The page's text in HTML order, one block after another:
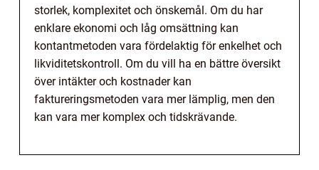
storlek, komplexitet och önskemål. Om du har
enklare ekonomi och låg omsättning kan
kontantmetoden vara fördelaktig för enkelhet och
likviditetskontroll. Om du vill ha en bättre översikt
över intäkter och kostnader kan
faktureringsmetoden vara mer lämplig, men den
kan vara mer komplex och tidskrävande.